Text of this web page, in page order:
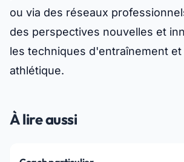
ou via des réseaux
des perspectives nouvelles et
les techniques d'entraînement
athlétique.
À lire aussi